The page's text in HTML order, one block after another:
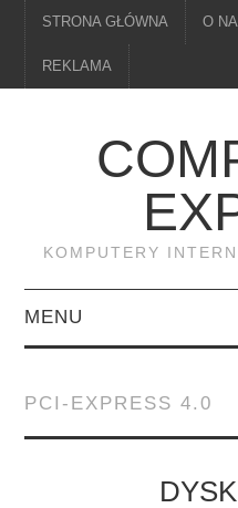
STRONA GŁÓWNA O
REKLAMA
KOMPUTERY
MENU
PCI-EXPRESS 4.0